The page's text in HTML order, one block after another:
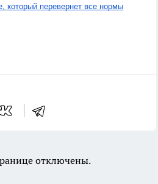
который перевернет все нормы
отключены.